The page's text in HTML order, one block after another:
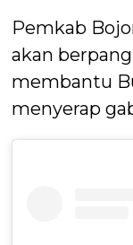
Pemkab
akan
membantu
menyerap